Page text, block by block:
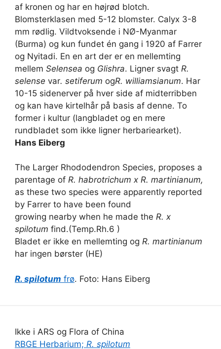
af kronen og har en højrød blotch.
Blomsterklasen med 5-12 blomster. Calyx 3-8
mm rødlig. Vildtvoksende i NØ-Myanmar
(Burma) og kun fundet én gang i 1920 af Farrer
og Nyitadi. En en art der er en mellemting
mellem Selensea og Glishra. Ligner svagt R.
selense var. setiferum ogR. williamsianum. Har
10-15 sidenerver på hver side af midterribben
og kan have kirtelhår på basis af denne. To
former i kultur (langbladet og en mere
rundbladet som ikke ligner herbariearket).
Hans Eiberg
The Larger Rhododendron Species, proposes a
parentage of R. habrotrichum x R. martinianum,
as these two species were apparently reported
by Farrer to have been found
growing nearby when he made the R. x
spilotum find.(Temp.Rh.6 )
Bladet er ikke en mellemting og R. martinianum
har ingen børster (HE)
R. spilotum frø. Foto: Hans Eiberg
Ikke i ARS og Flora of China
RBGE Herbarium; R. spilotum